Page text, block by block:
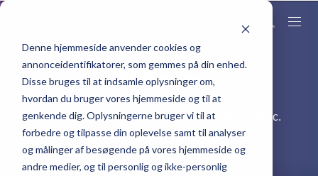
Denne hjemmeside anvender cookies og
annonceidentifikatorer, som gemmes på din enhed.
Disse bruges til at indsamle oplysninger om,
hvordan du bruger vores hjemmeside og til at
genkende dig. Oplysningerne bruger vi til at
forbedre og tilpasse din oplevelse samt til analyser
og målinger af besøgende på vores hjemmeside og
andre medier, og til personlig og ikke-personlig
Nyheder
Her kan du læse de seneste nyheder fra Exsitec.
KONTAKT OS